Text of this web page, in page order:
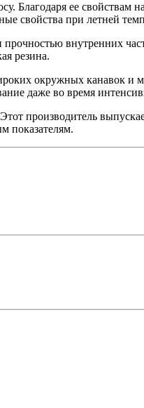
Благодаря ее
свойства при летней
прочностью внутренних
резина.
окружных канавок
даже во время
производитель
показателям.